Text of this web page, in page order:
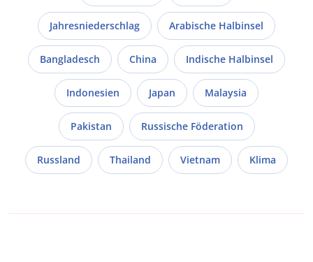
Jahresniederschlag Arabische Halbinsel
Bangladesch China Indische Halbinsel
Indonesien Japan Malaysia
Pakistan Russische Föderation
Russland Thailand Vietnam Klima